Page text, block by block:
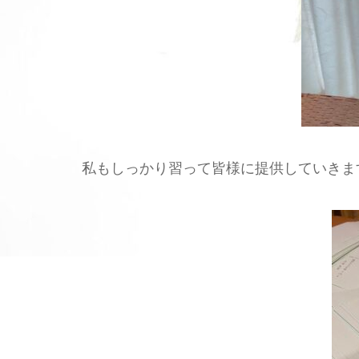
私もしっかり習って皆様に提供していき